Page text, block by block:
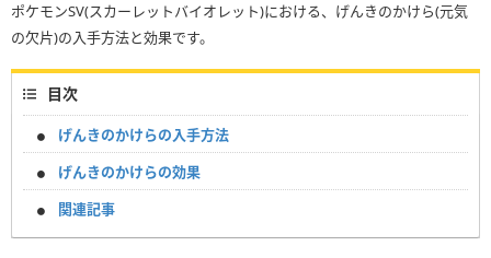
ポケモンSV(スカーレットバイオレット)における、げんきのかけら(元気
の欠片)の入手方法と効果です。
目次
げんきのかけらの入手方法
げんきのかけらの効果
関連記事